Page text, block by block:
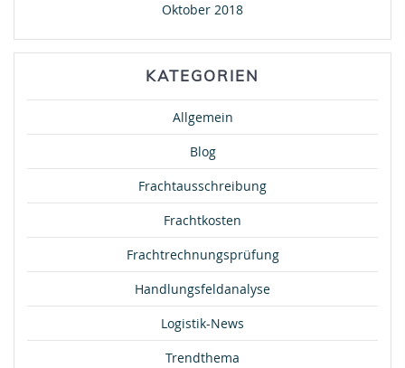
Oktober 2018
KATEGORIEN
Allgemein
Blog
Frachtausschreibung
Frachtkosten
Frachtrechnungsprüfung
Handlungsfeldanalyse
Logistik-News
Trendthema